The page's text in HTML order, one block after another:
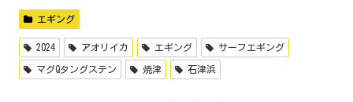
エギング
2024 アオリイカ エギング サーフエギング
マグQタングステン 焼津 石津浜